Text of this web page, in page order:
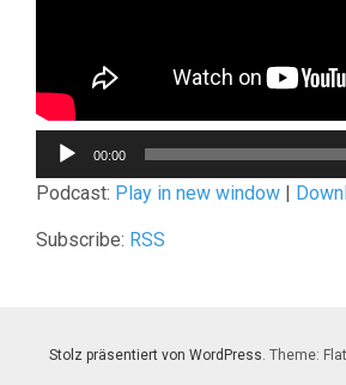
Audio-
Player
00:00
Podcast: Play in new window |
Subscribe: RSS
Stolz präsentiert von WordPress. Theme: